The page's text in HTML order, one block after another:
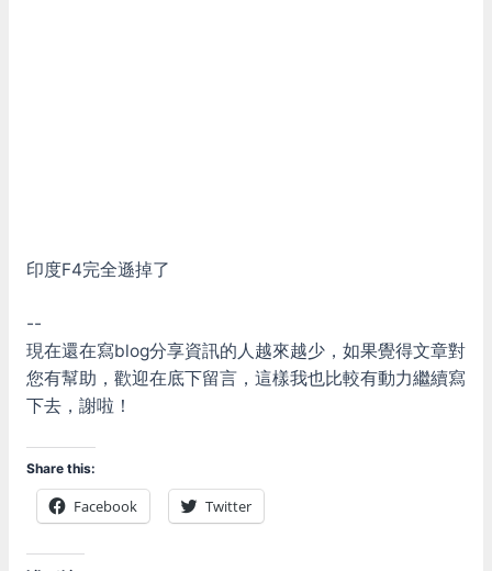
印度F4完全遜掉了
--
現在還在寫blog分享資訊的人越來越少，如果覺得文章對
您有幫助，歡迎在底下留言，這樣我也比較有動力繼續寫
下去，謝啦！
Share this:
Facebook Twitter